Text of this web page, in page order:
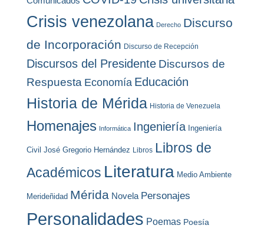
Crisis venezolana Derecho Discurso
de Incorporación Discurso de Recepción
Discursos del Presidente Discursos de
Respuesta Economía Educación
Historia de Mérida Historia de Venezuela
Homenajes Informática Ingeniería Ingeniería
Civil José Gregorio Hernández Libros Libros de
Académicos Literatura Medio Ambiente
Merideñidad Mérida Novela Personajes
Personalidades Poemas Poesía